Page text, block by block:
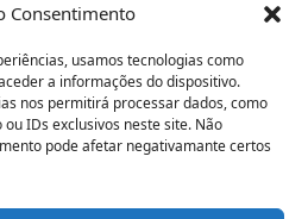
Consentimento
usamos tecnologias como
a informações do dispositivo.
nos permitirá processar dados, como
IDs exclusivos neste site. Não
pode afetar negativamante certos
Livro de elogios